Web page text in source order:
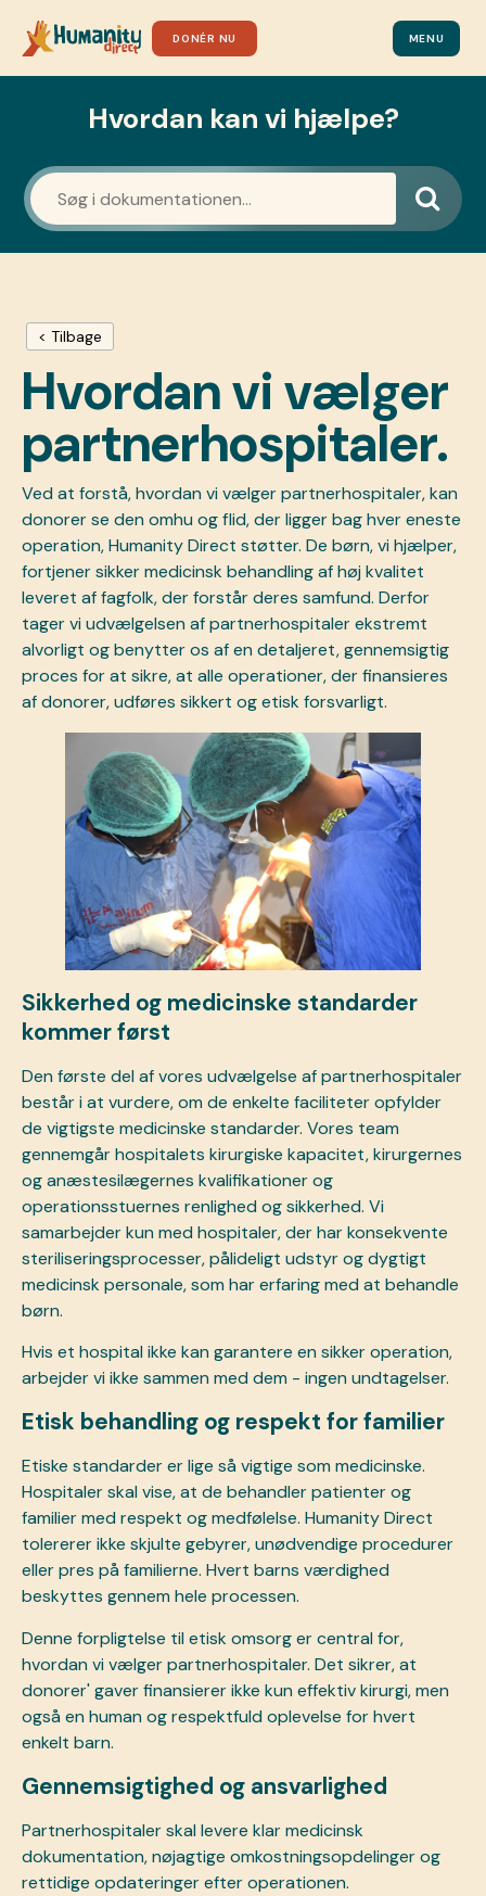
DONÉR NU MENU
Hvordan kan vi hjælpe?
< Tilbage
Hvordan vi vælger
partnerhospitaler.
Ved at forstå, hvordan vi vælger partnerhospitaler, kan
donorer se den omhu og flid, der ligger bag hver eneste
operation, Humanity Direct støtter. De børn, vi hjælper,
fortjener sikker medicinsk behandling af høj kvalitet
leveret af fagfolk, der forstår deres samfund. Derfor
tager vi udvælgelsen af partnerhospitaler ekstremt
alvorligt og benytter os af en detaljeret, gennemsigtig
proces for at sikre, at alle operationer, der finansieres
af donorer, udføres sikkert og etisk forsvarligt.
Sikkerhed og medicinske standarder
kommer først
Den første del af vores udvælgelse af partnerhospitaler
består i at vurdere, om de enkelte faciliteter opfylder
de vigtigste medicinske standarder. Vores team
gennemgår hospitalets kirurgiske kapacitet, kirurgernes
og anæstesilægernes kvalifikationer og
operationsstuernes renlighed og sikkerhed. Vi
samarbejder kun med hospitaler, der har konsekvente
steriliseringsprocesser, pålideligt udstyr og dygtigt
medicinsk personale, som har erfaring med at behandle
børn.
Hvis et hospital ikke kan garantere en sikker operation,
arbejder vi ikke sammen med dem - ingen undtagelser.
Etisk behandling og respekt for familier
Etiske standarder er lige så vigtige som medicinske.
Hospitaler skal vise, at de behandler patienter og
familier med respekt og medfølelse. Humanity Direct
tolererer ikke skjulte gebyrer, unødvendige procedurer
eller pres på familierne. Hvert barns værdighed
beskyttes gennem hele processen.
Denne forpligtelse til etisk omsorg er central for,
hvordan vi vælger partnerhospitaler. Det sikrer, at
donorer' gaver finansierer ikke kun effektiv kirurgi, men
også en human og respektfuld oplevelse for hvert
enkelt barn.
Gennemsigtighed og ansvarlighed
Partnerhospitaler skal levere klar medicinsk
dokumentation, nøjagtige omkostningsopdelinger og
rettidige opdateringer efter operationen.